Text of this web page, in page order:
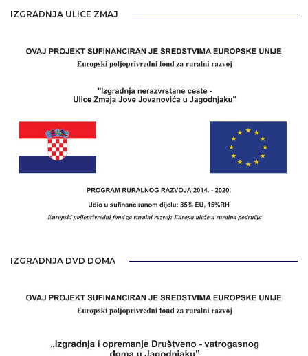
IZGRADNJA ULICE ZMAJ
IZGRADNJA DVD DOMA